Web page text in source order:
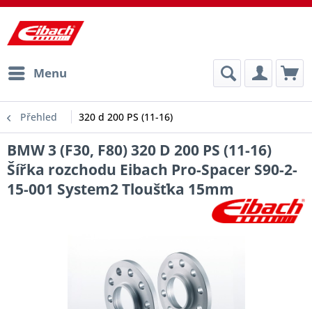
Menu
Přehled 320 d 200 PS (11-16)
BMW 3 (F30, F80) 320 D 200 PS (11-16)
Šířka rozchodu Eibach Pro-Spacer S90-2-
15-001 System2 Tloušťka 15mm